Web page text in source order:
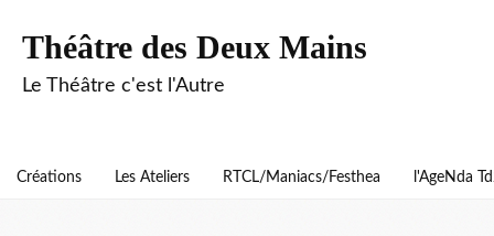
Théâtre des Deux Mains
Le Théâtre c'est l'Autre
Créations Les Ateliers RTCL/Maniacs/Festhea l'AgeNda